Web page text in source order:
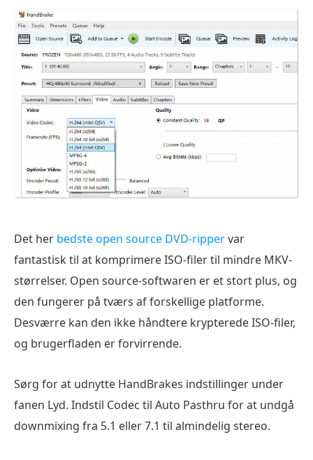
Det her bedste open source DVD-rippervar
fantastisk til at komprimere ISO-filer til mindre MKV-
størrelser. Open source-softwaren er et stort plus, og
den fungerer på tværs af forskellige platforme.
Desværre kan den ikke håndtere krypterede ISO-filer,
og brugerfladen er forvirrende.
Sørg for at udnytte HandBrakes indstillinger under
fanen Lyd. Indstil Codec til Auto Pasthru for at undgå
downmixing fra 5.1 eller 7.1 til almindelig stereo.